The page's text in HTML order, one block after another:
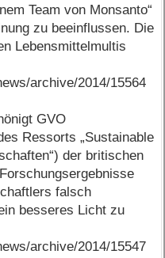
Team von Monsanto“
zu beeinflussen. Die
Lebensmittelmultis
archive/2014/15564
GVO
Ressorts „Sustainable
der britischen
falsch
besseres Licht zu
archive/2014/15547